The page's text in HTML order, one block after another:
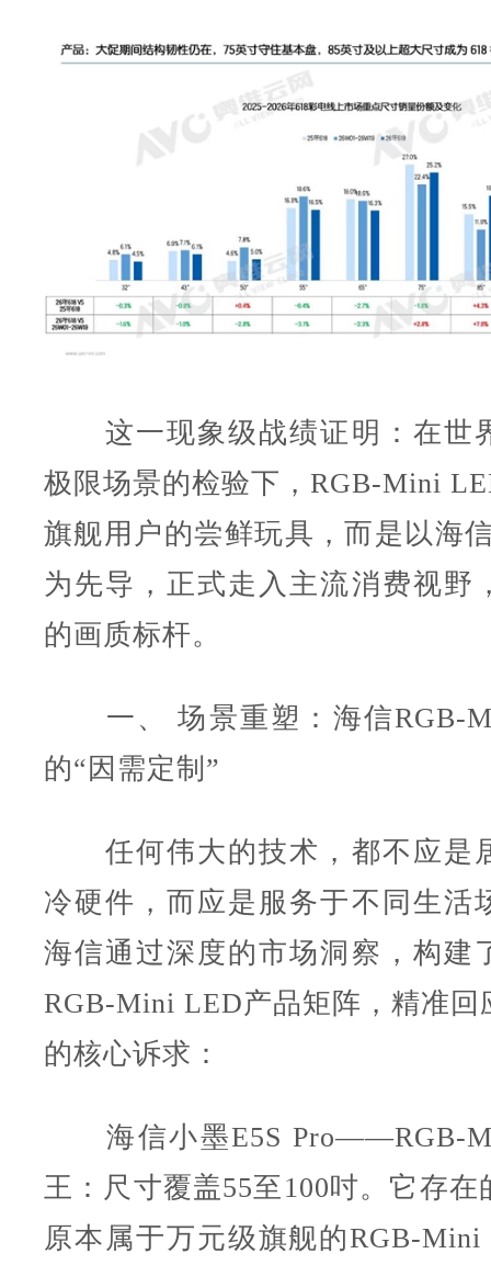
这一现象级战绩证明：在世
极限场景的检验下，RGB-Mini
旗舰用户的尝鲜玩具，而是以海
为先导，正式走入主流消费视野
的画质标杆。
一、 场景重塑：海信RGB-
的“因需定制”
任何伟大的技术，都不应是
冷硬件，而应是服务于不同生活
海信通过深度的市场洞察，构建
RGB-Mini LED产品矩阵，精准回
的核心诉求：
海信小墨E5S Pro——RGB-
王：尺寸覆盖55至100吋。它存在
原本属于万元级旗舰的RGB-